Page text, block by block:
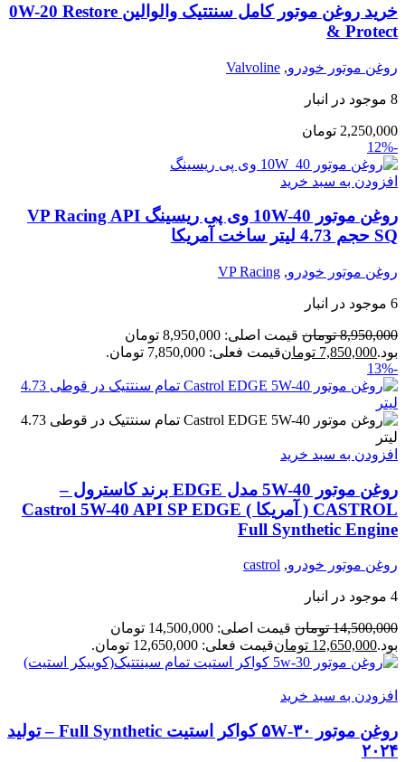
خرید روغن موتور کامل سنتتیک والوالین 0W-20 Restore
& Protect
روغن موتور خودرو,
Valvoline
8 موجود در انبار
2,250,000 تومان
-12%
افزودن به سبد خرید
روغن موتور 10W-40 وی پی ریسینگ VP Racing API
SQ حجم 4.73 لیتر ساخت آمریکا
روغن موتور خودرو,
VP Racing
6 موجود در انبار
8,950,000 تومان
قیمت اصلی: 8,950,000 تومان
بود.7,850,000 تومانقیمت فعلی: 7,850,000 تومان.
-13%
افزودن به سبد خرید
روغن موتور 5W-40 مدل EDGE برند کاسترول –
CASTROL ( آمریکا ) Castrol 5W-40 API SP EDGE
Full Synthetic Engine
روغن موتور خودرو,
castrol
4 موجود در انبار
14,500,000 تومان
قیمت اصلی: 14,500,000 تومان
بود.12,650,000 تومانقیمت فعلی: 12,650,000 تومان.
افزودن به سبد خرید
روغن موتور ۵W‑۳۰ کواکر استیت Full Synthetic – تولید
۲۰۲۴